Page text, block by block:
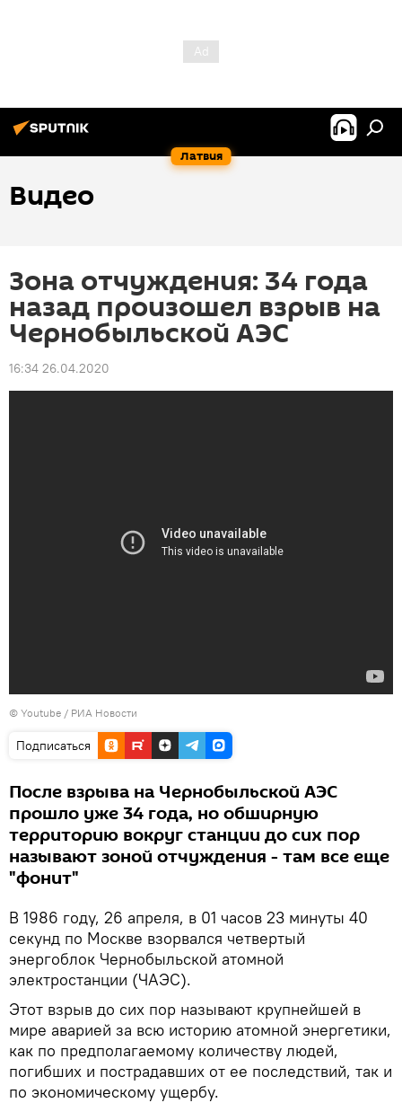
Латвия
Видео
Зона отчуждения: 34 года
назад произошел взрыв на
Чернобыльской АЭС
16:34 26.04.2020
© Youtube / РИА Новости
Подписаться
После взрыва на Чернобыльской АЭС
прошло уже 34 года, но обширную
территорию вокруг станции до сих пор
называют зоной отчуждения - там все еще
"фонит"
В 1986 году, 26 апреля, в 01 часов 23 минуты 40
секунд по Москве взорвался четвертый
энергоблок Чернобыльской атомной
электростанции (ЧАЭС).
Этот взрыв до сих пор называют крупнейшей в
мире аварией за всю историю атомной энергетики,
как по предполагаемому количеству людей,
погибших и пострадавших от ее последствий, так и
по экономическому ущербу.